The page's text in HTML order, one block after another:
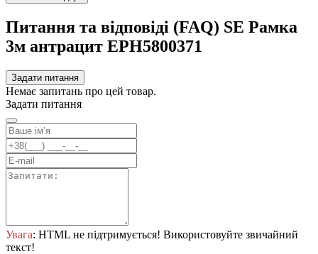
Питання та відповіді (FAQ) SE Рамка
3м антрацит EPH5800371
Задати питання
Немає запитань про цей товар.
Задати питання
Увага: HTML не підтримується! Використовуйте звичайний
текст!